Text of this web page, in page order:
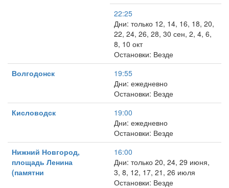
22:25
Дни: только 12, 14, 16, 18, 20,
22, 24, 26, 28, 30 сен, 2, 4, 6,
8, 10 окт
Остановки: Везде
Волгодонск
19:55
Дни: ежедневно
Остановки: Везде
Кисловодск
19:00
Дни: ежедневно
Остановки: Везде
Нижний Новгород,
площадь Ленина
(памятни
16:00
Дни: только 20, 24, 29 июня,
3, 8, 12, 17, 21, 26 июля
Остановки: Везде